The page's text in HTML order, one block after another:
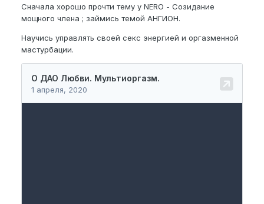
Сначала хорошо прочти тему у NERO - Созидание
мощного члена ; займись темой АНГИОН.
Научись управлять своей секс энергией и оргазменной
мастурбации.